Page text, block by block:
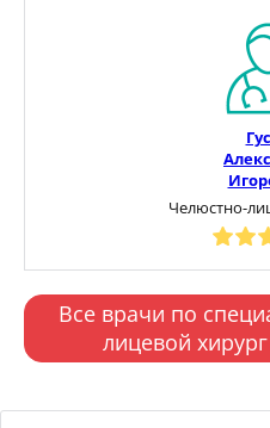
Челюстно-
Все врачи по
лицевой